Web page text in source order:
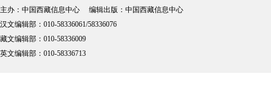
主办：中国西藏信息中心 编辑出版：中国西藏信息中心
汉文编辑部：010-58336061/58336076
藏文编辑部：010-58336009
英文编辑部：010-58336713